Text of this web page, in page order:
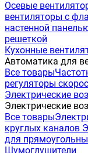
Осевые
вентиляторы с
настенной
решеткой
Кухонные
Автоматика для
Все товары
регуляторы
Электрические
Электрические
Все товары
круглых каналов
для
Шумоглушители